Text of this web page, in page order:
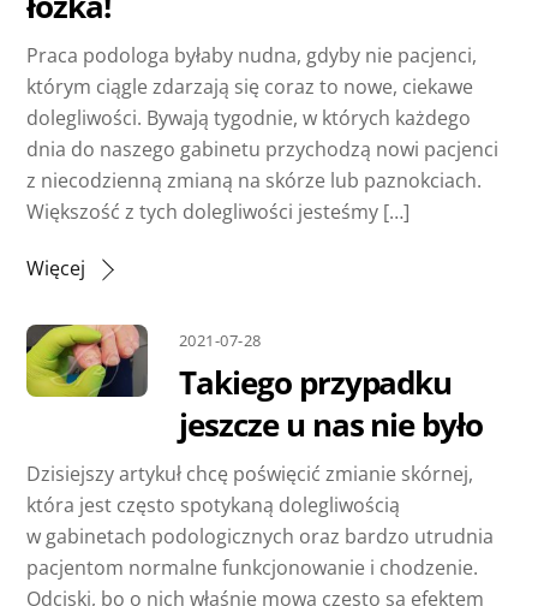
Praca podologa byłaby nudna, gdyby nie pacjenci,
którym ciągle zdarzają się coraz to nowe, ciekawe
dolegliwości. Bywają tygodnie, w których każdego
dnia do naszego gabinetu przychodzą nowi pacjenci
z niecodzienną zmianą na skórze lub paznokciach.
Większość z tych dolegliwości jesteśmy […]
Więcej
2021-07-28
Takiego przypadku
jeszcze u nas nie było
Dzisiejszy artykuł chcę poświęcić zmianie skórnej,
która jest często spotykaną dolegliwością
w gabinetach podologicznych oraz bardzo utrudnia
pacjentom normalne funkcjonowanie i chodzenie.
Odciski, bo o nich właśnie mowa często są efektem